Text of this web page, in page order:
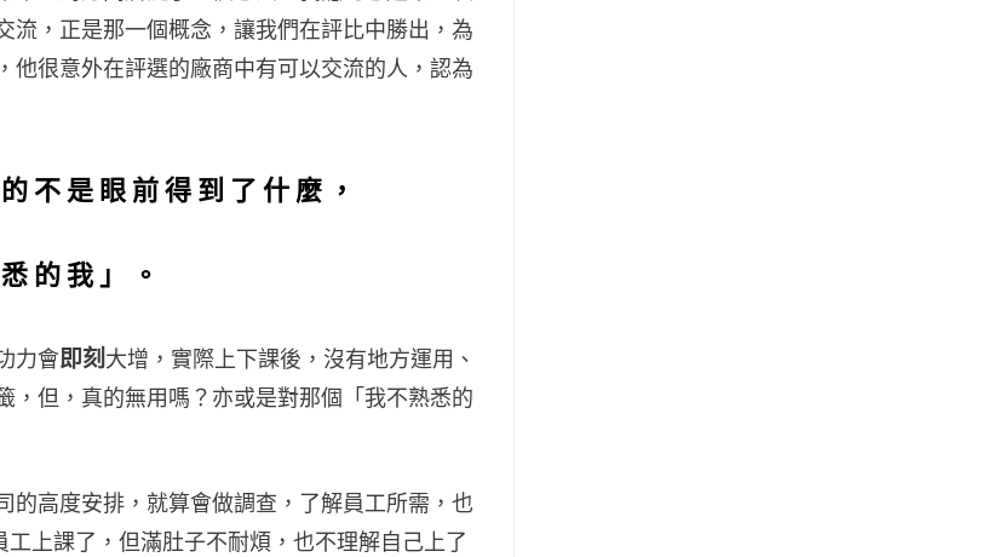
流，正是那一個概念，讓我們在評比中勝出，為
他很意外在評選的廠商中有可以交流的人，認為
不是眼前得到了什麼，
的我」。
力會即刻 大增，實際上下課後，沒有地方運用、
，但，真的無用嗎？亦或是對那個「我不熟悉的
的高度安排，就算會做調查，了解員工所需，也
上課了，但滿肚子不耐煩，也不理解自己上了